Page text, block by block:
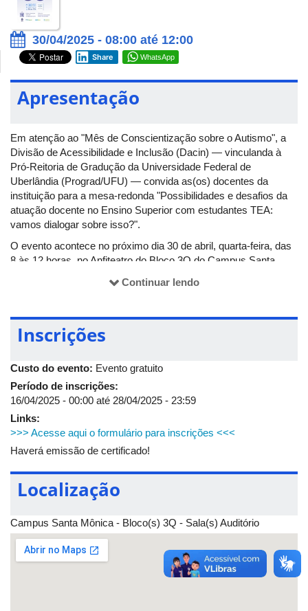
30/04/2025 - 08:00 até 12:00
Share WhatsApp
Apresentação
Em atenção ao "Mês de Conscientização sobre o Autismo", a
Divisão de Acessibilidade e Inclusão (Dacin) — vinculanda à
Pró-Reitoria de Gradução da Universidade Federal de
Uberlândia (Prograd/UFU) — convida as(os) docentes da
instituição para a mesa-redonda "Possibilidades e desafios da
atuação docente no Ensino Superior com estudantes TEA:
vamos dialogar sobre isso?".
O evento acontece no próximo dia 30 de abril, quarta-feira, das
8 às 12 horas, no Anfiteatro do Bloco 3Q do Campus Santa
Continuar lendo
Inscrições
Custo do evento: Evento gratuito
Período de inscrições:
16/04/2025 - 00:00 até 28/04/2025 - 23:59
Links:
>>> Acesse aqui o formulário para inscrições <<<
Haverá emissão de certificado!
Localização
Campus Santa Mônica - Bloco(s) 3Q - Sala(s) Auditório